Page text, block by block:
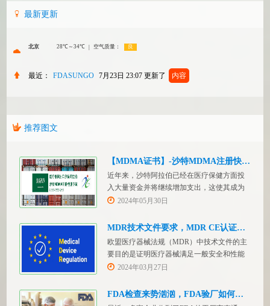
最新更新
最近： FDASUNGO 7月23日 23:07 更新了 内容
推荐图文
【MDMA证书】-沙特MDMA注册快速下证
近年来，沙特阿拉伯已经在医疗保健方面投
入大量资金并将继续增加支出，这使其成为
医疗设备制造商感兴趣的市场。然而，想要
管要求，即他们必须在沙特阿拉伯获得其设
务，FDASUNGO全球合规业务版图再添新模
块。F
2024年05月30日
MDR技术文件要求，MDR CE认证办理
欧盟医疗器械法规（MDR）中技术文件的主
要目的是证明医疗器械满足一般安全和性能
要求。无论类别如何，所有医疗设备都必须
有关技术文件的要求。MDR技术文档结构：
2024年03月27日
FDA检查来势汹汹，FDA验厂如何应对？